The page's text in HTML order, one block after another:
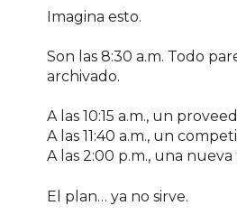
Imagina esto.
Son las 8:30 a.m. Todo
archivado.
A las 10:15 a.m., un
A las 11:40 a.m., un
A las 2:00 p.m., una
El plan… ya no sirve.